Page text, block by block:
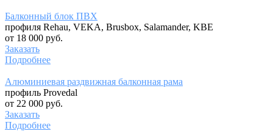
Балконный блок ПВХ
профиля Rehau, VEKA, Brusbox, Salamander, KBE
от 18 000 руб.
Заказать
Подробнее
Алюминиевая раздвижная балконная рама
профиль Provedal
от 22 000 руб.
Заказать
Подробнее